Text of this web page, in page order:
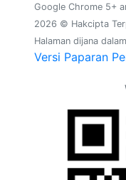
Google Chrome 5+
2026 © Hakcipta
Halaman dijana dalam
Versi Paparan